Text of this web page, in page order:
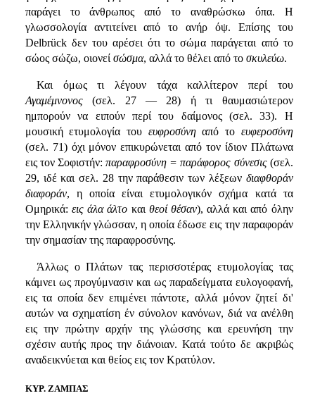
παράγει το άνθρωπος από το αναθρώσκω όπα. Η
γλωσσολογία αντιτείνει από το ανήρ όψ. Επίσης του
Delbrück δεν του αρέσει ότι το σώμα παράγεται από το
σώος σώζω, οιονεί σώσμα, αλλά το θέλει από το σκυλεύω.
Και όμως τι λέγουν τάχα καλλίτερον περί του
Αγαμέμνονος(σελ. 27 — 28) ή τι θαυμασιώτερον
ημπορούν να ειπούν περί του δαίμονος (σελ. 33). Η
μουσική ετυμολογία του ευφροσύνηαπό το ευφεροσύνη
(σελ. 71) όχι μόνον επικυρώνεται από τον ίδιον Πλάτωνα
εις τον Σοφιστήν:παραφροσύνη = παράφορος σύνεσις(σελ.
29, ιδέ και σελ. 28 την παράθεσιν των λέξεων διαφθοράν
διαφοράν, η οποία είναι ετυμολογικόν σχήμα κατά τα
Ομηρικά:εις άλα άλτο και θεοί θέσαν), αλλά και από όλην
την Ελληνικήν γλώσσαν, η οποία έδωσε εις την παραφοράν
την σημασίαν της παραφροσύνης.
Άλλως ο Πλάτων τας περισσοτέρας ετυμολογίας τας
κάμνει ως προγύμνασιν και ως παραδείγματα ευλογοφανή,
εις τα οποία δεν επιμένει πάντοτε, αλλά μόνον ζητεί δι'
αυτών να σχηματίση έν σύνολον κανόνων, διά να ανέλθη
εις την πρώτην αρχήν της γλώσσης και ερευνήση την
σχέσιν αυτής προς την διάνοιαν. Κατά τούτο δε ακριβώς
αναδεικνύεται και θείος εις τον Κρατύλον.
ΚΥΡ. ΖΑΜΠΑΣ